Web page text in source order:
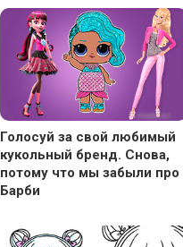
Голосуй за свой любимый
кукольный бренд. Снова,
потому что мы забыли про
Барби